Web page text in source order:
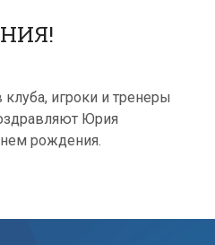
игроки и тренеры
Юрия
рождения.